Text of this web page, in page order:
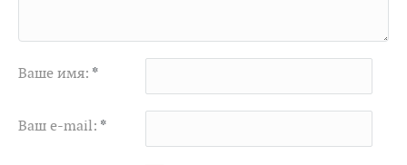
Ваше имя: *
Ваш e-mail: *